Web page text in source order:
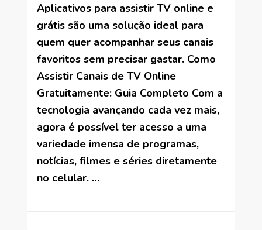
Aplicativos para assistir TV online e
grátis são uma solução ideal para
quem quer acompanhar seus canais
favoritos sem precisar gastar. Como
Assistir Canais de TV Online
Gratuitamente: Guia Completo Com a
tecnologia avançando cada vez mais,
agora é possível ter acesso a uma
variedade imensa de programas,
notícias, filmes e séries diretamente
no celular. …